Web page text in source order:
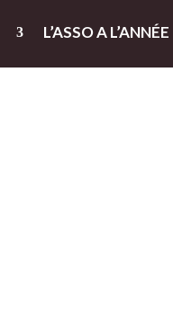
L’ASSO A L’ANNÉE